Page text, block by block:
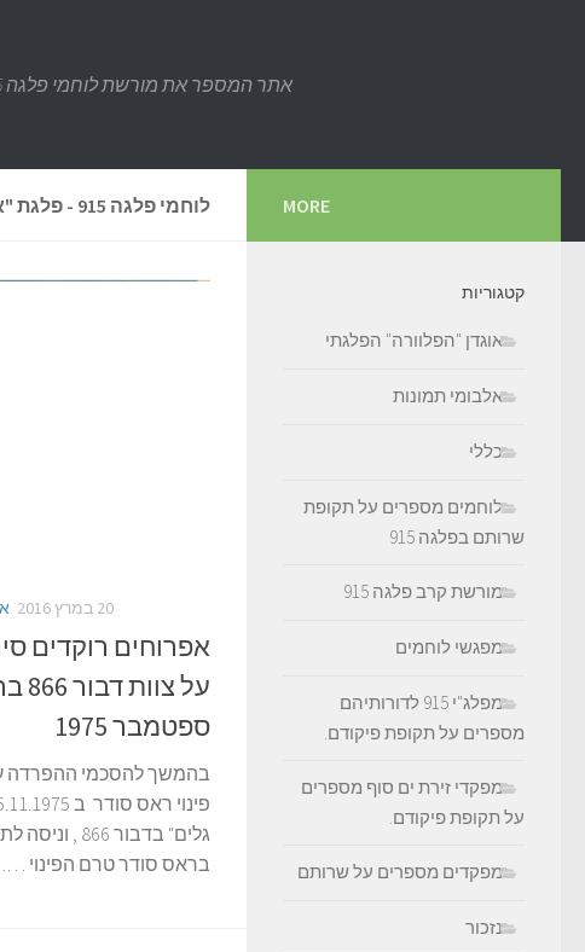
אתר המספר את מורשת לוחמי פלגה 915 לדורותיהם
לוחמי פלגה 915 - פלגת "אבירי המפרץ"
20 במרץ 2016
אפרוחים רוקדים
על
ספטמבר 1975
בהמשך להסכמי ההפרדה
גלים" בדבור
בראס סודר טרם הפינוי ….
MORE
קטגוריות
אוגדן "הפלוורה" הפלגתי
אלבומי תמונות
כללי
לוחמים מספרים על תקופת
שרותם בפלגה 915
מורשת קרב פלגה 915
מפגשי לוחמים
מפלג"י 915 לדורותיהם
מספרים על תקופת פיקודם.
מפקדי זירת ים סוף מספרים
על תקופת פיקודם.
מפקדים מספרים על שרותם
נזכור